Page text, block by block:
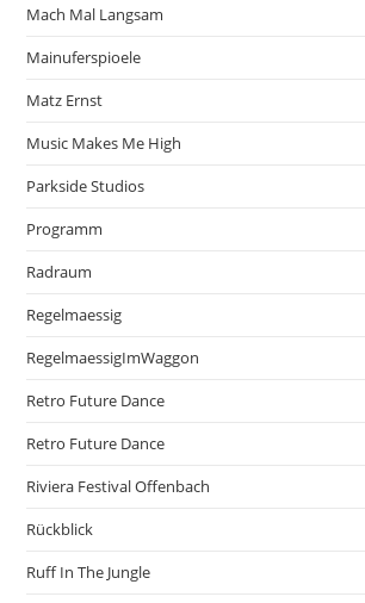
Mach Mal Langsam
Mainuferspioele
Matz Ernst
Music Makes Me High
Parkside Studios
Programm
Radraum
Regelmaessig
RegelmaessigImWaggon
Retro Future Dance
Retro Future Dance
Riviera Festival Offenbach
Rückblick
Ruff In The Jungle